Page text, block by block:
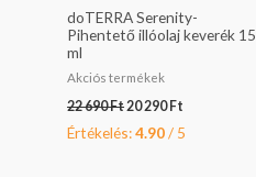
doTERRA Serenity-
Pihentető illóolaj keverék 15
ml
Akciós termékek
22 690Ft20 290 Ft
Értékelés:4.90/ 5